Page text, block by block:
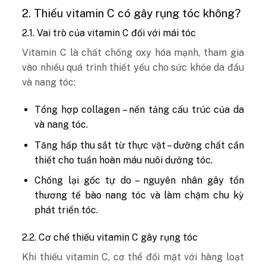
2. Thiếu vitamin C có gây rụng tóc không?
2.1. Vai trò của vitamin C đối với mái tóc
Vitamin C là chất chống oxy hóa mạnh, tham gia
vào nhiều quá trình thiết yếu cho sức khỏe da đầu
và nang tóc:
Tổng hợp collagen – nền tảng cấu trúc của da
và nang tóc.
Tăng hấp thu sắt từ thực vật – dưỡng chất cần
thiết cho tuần hoàn máu nuôi dưỡng tóc.
Chống lại gốc tự do – nguyên nhân gây tổn
thương tế bào nang tóc và làm chậm chu kỳ
phát triển tóc.
2.2. Cơ chế thiếu vitamin C gây rụng tóc
Khi thiếu vitamin C, cơ thể đối mặt với hàng loạt